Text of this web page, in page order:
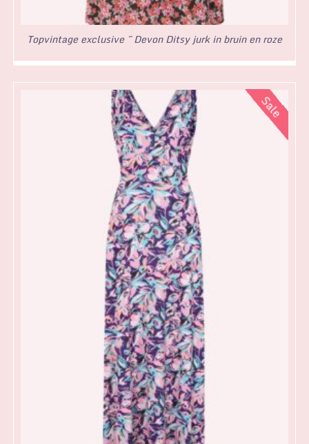
Topvintage exclusive ~ Devon Ditsy jurk in bruin en roze